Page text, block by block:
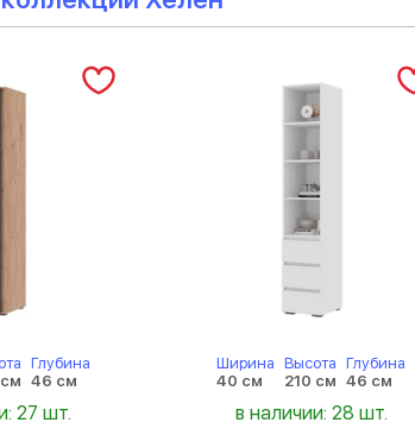
Глубина
46 см
27 шт.
Ширина
40 см
Высота
210 см
Глубина
46 см
в наличии: 28 шт.